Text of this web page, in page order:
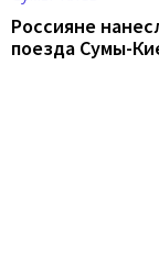
Россияне
поезда Сумы-